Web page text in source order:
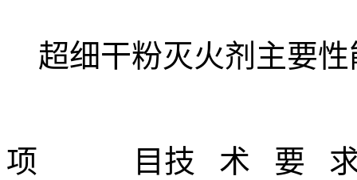
超细干粉灭火剂主要性
项 目 技 术 要